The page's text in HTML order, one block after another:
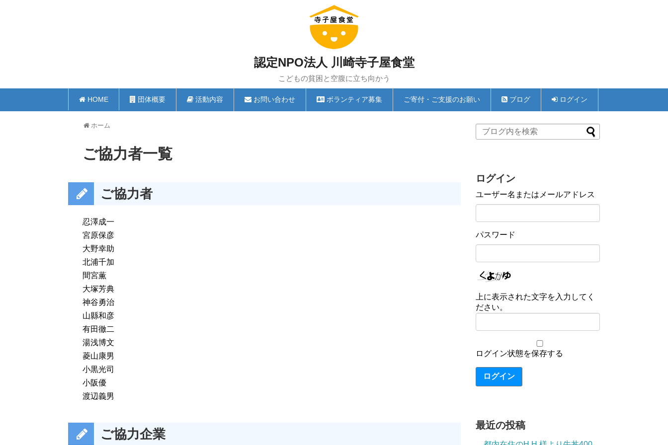
認定NPO法人 川崎寺子屋食堂
こどもの貧困と空腹に立ち向かう
HOME 団体概要 活動内容 お問い合わせ ボランティア募集 ご寄付・ご支援のお願い ブログ ログイン
ホーム
ご協力者一覧
ご協力者
忍澤成一
宮原保彦
大野幸助
北浦千加
間宮薫
大塚芳典
神谷勇治
山縣和彦
有田徹二
湯浅博文
菱山康男
小黒光司
小阪優
渡辺義男
ご協力企業
ログイン
ユーザー名またはメールアドレス
パスワード
上に表示された文字を入力してく
ださい。
ログイン状態を保存する
ログイン
最近の投稿